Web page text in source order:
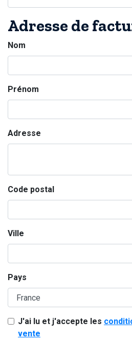
Adresse de
Nom
Prénom
Adresse
Code postal
Ville
Pays
J'ai lu et j'accepte les
vente